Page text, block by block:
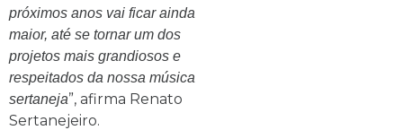
próximos anos vai ficar ainda
maior, até se tornar um dos
projetos mais grandiosos e
respeitados da nossa música
sertaneja”, afirma Renato
Sertanejeiro.